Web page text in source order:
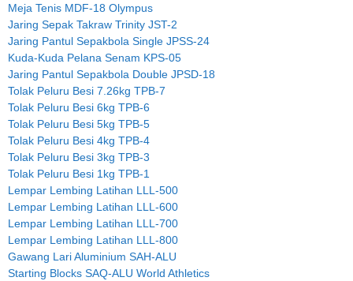
Meja Tenis MDF-18 Olympus
Jaring Sepak Takraw Trinity JST-2
Jaring Pantul Sepakbola Single JPSS-24
Kuda-Kuda Pelana Senam KPS-05
Jaring Pantul Sepakbola Double JPSD-18
Tolak Peluru Besi 7.26kg TPB-7
Tolak Peluru Besi 6kg TPB-6
Tolak Peluru Besi 5kg TPB-5
Tolak Peluru Besi 4kg TPB-4
Tolak Peluru Besi 3kg TPB-3
Tolak Peluru Besi 1kg TPB-1
Lempar Lembing Latihan LLL-500
Lempar Lembing Latihan LLL-600
Lempar Lembing Latihan LLL-700
Lempar Lembing Latihan LLL-800
Gawang Lari Aluminium SAH-ALU
Starting Blocks SAQ-ALU World Athletics